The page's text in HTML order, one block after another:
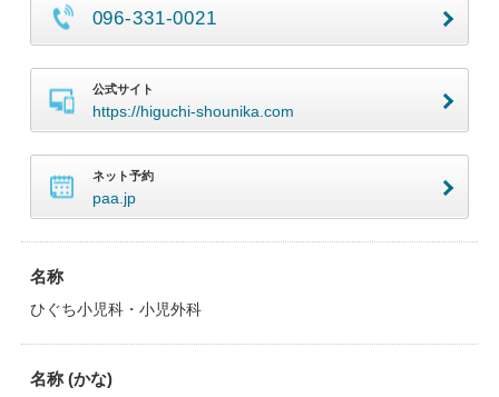
096-331-0021
公式サイト
https://higuchi-shounika.com
ネット予約
paa.jp
名称
ひぐち小児科・小児外科
名称 (かな)